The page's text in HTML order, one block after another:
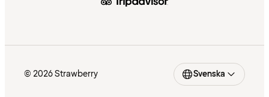
© 2026 Strawberry Svenska